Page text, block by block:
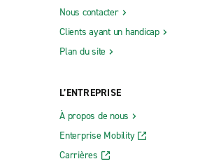
Nous contacter
Clients ayant un handicap
Plan du site
L’ENTREPRISE
À propos de nous
Enterprise Mobility
Carrières